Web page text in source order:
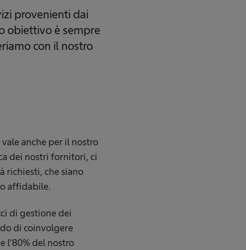
provenienti dai
obiettivo è sempre
con il nostro
anche per il nostro
dei nostri fornitori, ci
richiesti, che siano
affidabile.
di gestione dei
di coinvolgere
l'80% del nostro